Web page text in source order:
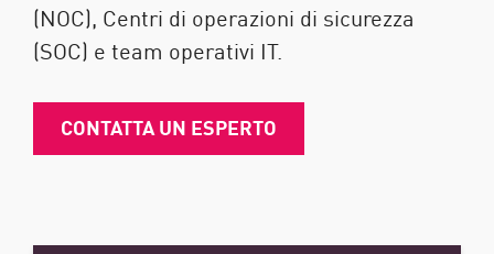
(NOC), Centri di operazioni di sicurezza
(SOC) e team operativi IT.
CONTATTA UN ESPERTO